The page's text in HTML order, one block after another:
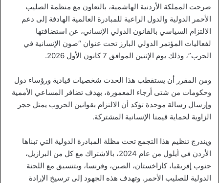
صرحت المملكة الأردنية الهاشمية، بالتعاون مع منظمة الصليب
الأحمر الدولية والدول الراعية للمبادرة العالمية الهادفة إلى دعم
الالتزام السياسي بالقانون الدولي الإنساني، عن استضافتها
لفعاليات المؤتمر الدولي البارز تحت عنوان “صون الإنسانية في
الحرب”، وذلك يوم الإثنين الموافق 7 كانون الأول 2026.
ومن المقرر أن يستقطب هذا الحدث شخصيات قيادية ورؤساء دول
وحكومات من شتى أرجاء المعمورة، بهدف تضافر المساعي الأممية
وإرسال رسالة موحدة تؤكد أن الالتزام بقوانين الحروب يمثل حجر
الزاوية لحماية قيمنا الإنسانية المشتركة.
ويندرج تنظيم هذا التجمع تحت مظلة المبادرة الدولية التي تبناها
الأردن في أيلول من عام 2024، بالاشتراك مع كل من البرازيل،
جنوب إفريقيا، كازاخستان، الصين، وفرنسا، وبتنسيق مع اللجنة
الدولية للصليب الأحمر. وتهدف هذه الجهود إلى ترسيخ الإرادة